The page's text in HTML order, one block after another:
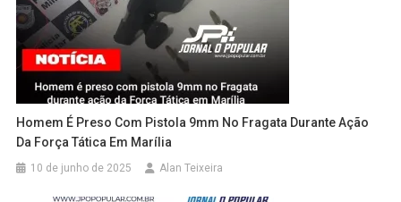
Homem É Preso Com Pistola 9mm No Fragata Durante Ação
Da Força Tática Em Marília
10 de junho de 2025 Alan Teixeira